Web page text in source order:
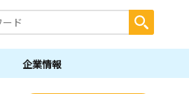
企業情報